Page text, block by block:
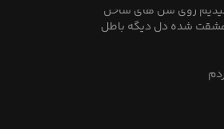
روی شن های ساحل
عشقت شده دل دیگه باطل